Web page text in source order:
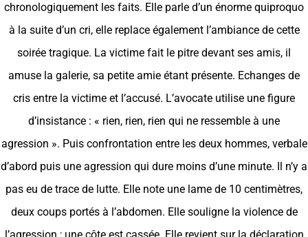
chronologiquement les faits. Elle parle d’un énorme quiproquo
à la suite d’un cri, elle replace également l’ambiance de cette
soirée tragique. La victime fait le pitre devant ses amis, il
amuse la galerie, sa petite amie étant présente. Echanges de
cris entre la victime et l’accusé. L’avocate utilise une figure
d’insistance : « rien, rien, rien qui ne ressemble à une
agression ». Puis confrontation entre les deux hommes, verbale
d’abord puis une agression qui dure moins d’une minute. Il n’y a
pas eu de trace de lutte. Elle note une lame de 10 centimètres,
deux coups portés à l’abdomen. Elle souligne la violence de